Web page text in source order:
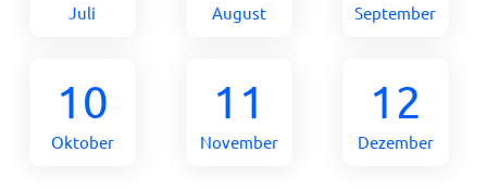
Juli August September
10
Oktober
11
November
12
Dezember